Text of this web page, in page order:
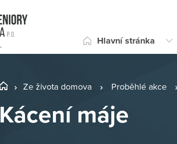
Hlavní stránka
Ze života domova Proběhlé akce
Kácení máje